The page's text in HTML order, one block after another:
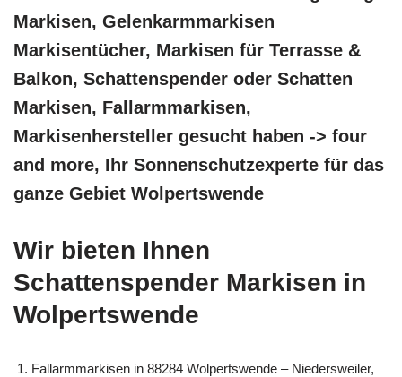
Markisen, Gelenkarmmarkisen
Markisentücher, Markisen für Terrasse &
Balkon, Schattenspender oder Schatten
Markisen, Fallarmmarkisen,
Markisenhersteller gesucht haben -> four
and more, Ihr Sonnenschutzexperte für das
ganze Gebiet Wolpertswende
Wir bieten Ihnen
Schattenspender Markisen in
Wolpertswende
Fallarmmarkisen in 88284 Wolpertswende – Niedersweiler,